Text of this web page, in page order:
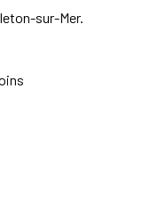
sur-Mer.